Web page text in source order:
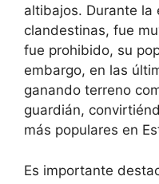
altibajos. Durante la
clandestinas, fue
fue prohibido, su
embargo, en las
ganando terreno
guardián,
más populares en
Es importante